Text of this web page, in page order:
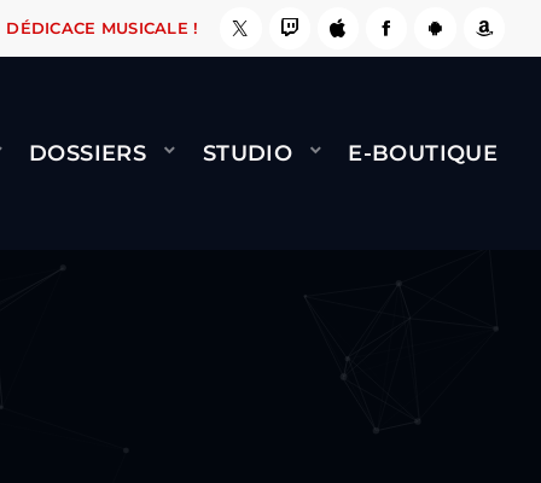
ÇA LE FAIT ! NAMI BERNARD MINET -
DÉDICACE MUSICALE !
DOSSIERS STUDIO E-BOUTIQUE